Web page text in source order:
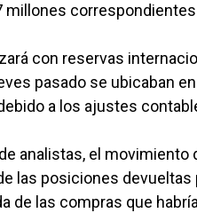
millones
con reservas
pasado se ubicaban
a los ajustes
analistas, el
las posiciones devueltas
de las compras que